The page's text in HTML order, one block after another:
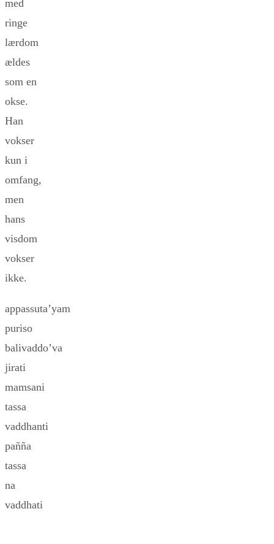
med
ringe
lærdom
ældes
som en
okse.
Han
vokser
kun i
omfang,
men
hans
visdom
vokser
ikke.
appassuta’yam
puriso
balivaddo’va
jirati
mamsani
tassa
vaddhanti
pañña
tassa
na
vaddhati